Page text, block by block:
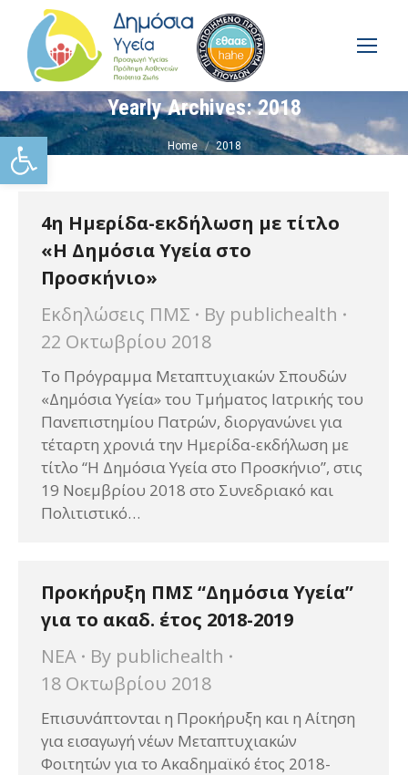
Ανοίξτε τη γραμμή
Yearly Archives:2018
You are here:
Home 2018
4η Ημερίδα-εκδήλωση με τίτλο
«Η Δημόσια Υγεία στο
Προσκήνιο»
Εκδηλώσεις ΠΜΣ
By publichealth
22 Οκτωβρίου 2018
Το Πρόγραμμα Μεταπτυχιακών Σπουδών
«Δημόσια Υγεία» του Τμήματος Ιατρικής του
Πανεπιστημίου Πατρών, διοργανώνει για
τέταρτη χρονιά την Ημερίδα-εκδήλωση με
τίτλο “Η Δημόσια Υγεία στο Προσκήνιο”, στις
19 Νοεμβρίου 2018 στο Συνεδριακό και
Πολιτιστικό…
Προκήρυξη ΠΜΣ “Δημόσια Υγεία”
για το ακαδ. έτος 2018-2019
ΝΕΑ
By publichealth
18 Οκτωβρίου 2018
Επισυνάπτονται η Προκήρυξη και η Αίτηση
για εισαγωγή νέων Μεταπτυχιακών
Φοιτητών για το Ακαδημαϊκό έτος 2018-